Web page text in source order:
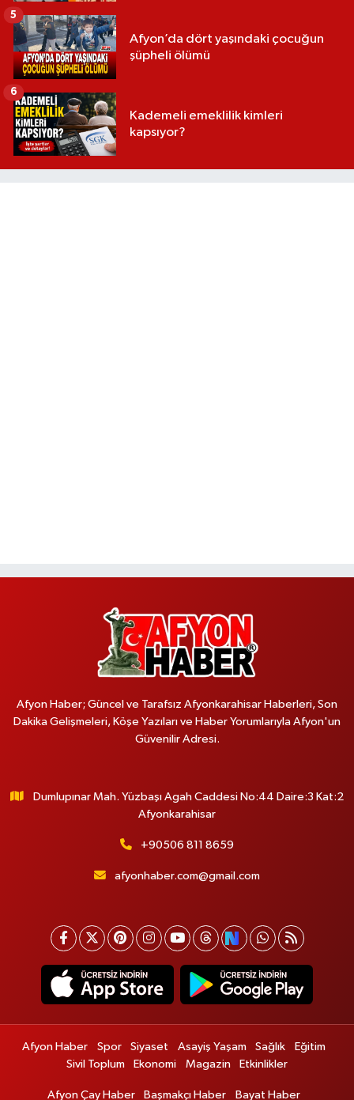
Afyon’da dört yaşındaki çocuğun
şüpheli ölümü
5
Kademeli emeklilik kimleri
kapsıyor?
6
Afyon Haber; Güncel ve Tarafsız Afyonkarahisar Haberleri, Son
Dakika Gelişmeleri, Köşe Yazıları ve Haber Yorumlarıyla Afyon'un
Güvenilir Adresi.
Dumlupınar Mah. Yüzbaşı Agah Caddesi No:44 Daire:3 Kat:2
Afyonkarahisar
+90506 811 8659
afyonhaber.com@gmail.com
Afyon Haber Spor Siyaset Asayiş Yaşam Sağlık
Eğitim
Sivil Toplum
Ekonomi Magazin Etkinlikler
Afyon Çay Haber Başmakçı Haber Bayat Haber